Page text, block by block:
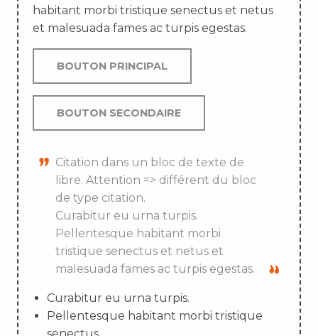
habitant morbi tristique senectus et netus
et malesuada fames ac turpis egestas.
BOUTON PRINCIPAL
BOUTON SECONDAIRE
Citation dans un bloc de texte de
libre. Attention => différent du bloc
de type citation.
Curabitur eu urna turpis.
Pellentesque habitant morbi
tristique senectus et netus et
malesuada fames ac turpis egestas.
Curabitur eu urna turpis.
Pellentesque habitant morbi tristique